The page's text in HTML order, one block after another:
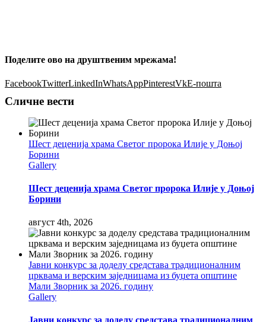
Поделите ово на друштвеним мрежама!
FacebookTwitterLinkedInWhatsAppPinterestVkЕ-пошта
Сличне вести
Шест деценија храма Светог пророка Илије у Доњој
Борини
Gallery
Шест деценија храма Светог пророка Илије у Доњој
Борини
август 4th, 2026
Јавни конкурс за доделу средстава традиционалним
црквама и верским заједницама из буџета општине
Мали Зворник за 2026. годину
Gallery